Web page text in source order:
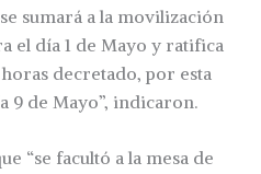
sumará a la movilización
el día 1 de Mayo y ratifica
decretado, por esta
9 de Mayo”, indicaron.
“se facultó a la mesa de